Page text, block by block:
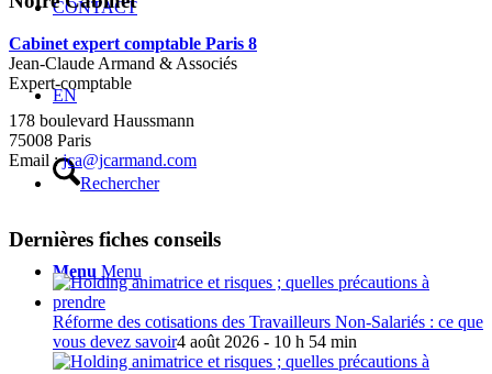
CONTACT
EN
Rechercher
Menu Menu
Cabinet expert comptable Paris 8
Jean-Claude Armand & Associés
Expert-comptable
178 boulevard Haussmann
75008 Paris
Email :jca@jcarmand.com
Dernières fiches conseils
Réforme des cotisations des Travailleurs Non-Salariés : ce que
vous devez savoir4 août 2026 - 10 h 54 min